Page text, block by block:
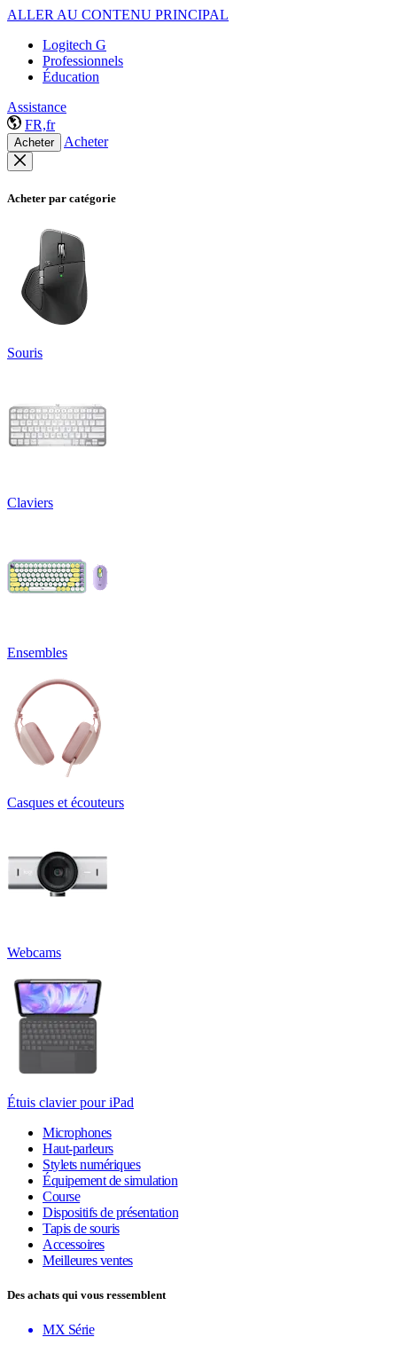
ALLER AU CONTENU PRINCIPAL
Logitech G
Professionnels
Éducation
Assistance
FR,fr
Acheter Acheter
Acheter par catégorie
Souris
Claviers
Ensembles
Casques et écouteurs
Webcams
Étuis clavier pour iPad
Microphones
Haut-parleurs
Stylets numériques
Équipement de simulation
Course
Dispositifs de présentation
Tapis de souris
Accessoires
Meilleures ventes
Des achats qui vous ressemblent
MX Série